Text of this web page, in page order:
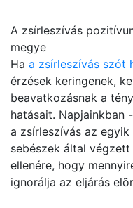
A zsírleszívás
megye
Ha a zsírleszívás szót
érzések keringenek,
beavatkozásnak a
hatásait. Napjainkban
a zsírleszívás az
sebészek által
ellenére, hogy
ignorálja az eljárás